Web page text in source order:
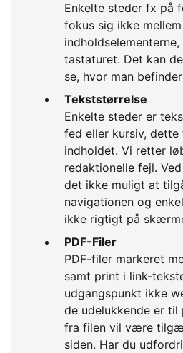
Enkelte steder fx på
fokus sig ikke mellem
tastaturet. Det kan
se, hvor man
Tekststørrelse
Enkelte steder er
fed eller kursiv,
indholdet. Vi retter
redaktionelle fejl.
det ikke muligt at
navigationen og
ikke rigtigt på
PDF-Filer
PDF-filer markeret
samt print i link-
udgangspunkt ikke
de udelukkende er
fra filen vil være
siden. Har du